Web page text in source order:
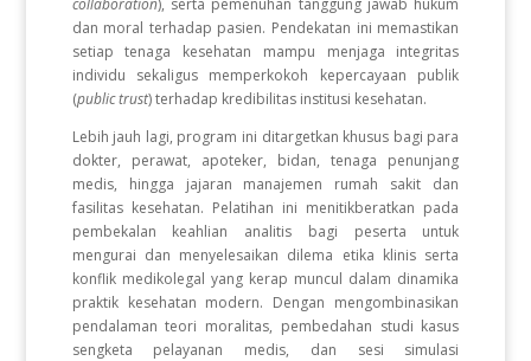
collaboration), serta pemenuhan tanggung jawab hukum
dan moral terhadap pasien. Pendekatan ini memastikan
setiap tenaga kesehatan mampu menjaga integritas
individu sekaligus memperkokoh kepercayaan publik
(public trust) terhadap kredibilitas institusi kesehatan.
Lebih jauh lagi, program ini ditargetkan khusus bagi para
dokter, perawat, apoteker, bidan, tenaga penunjang
medis, hingga jajaran manajemen rumah sakit dan
fasilitas kesehatan. Pelatihan ini menitikberatkan pada
pembekalan keahlian analitis bagi peserta untuk
mengurai dan menyelesaikan dilema etika klinis serta
konflik medikolegal yang kerap muncul dalam dinamika
praktik kesehatan modern. Dengan mengombinasikan
pendalaman teori moralitas, pembedahan studi kasus
sengketa pelayanan medis, dan sesi simulasi